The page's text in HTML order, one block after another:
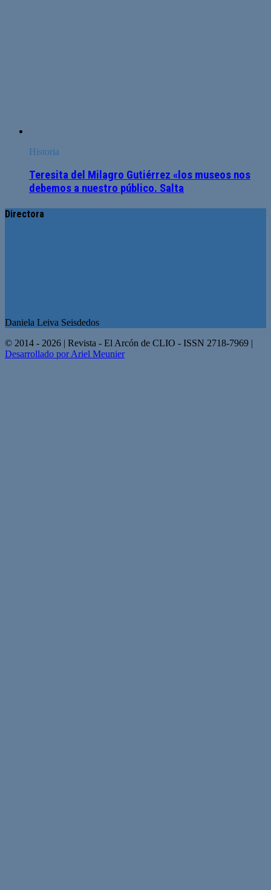
Historia
Teresita del Milagro Gutiérrez «los museos nos
debemos a nuestro público. Salta
Directora
Daniela Leiva Seisdedos
© 2014 - 2026 | Revista - El Arcón de CLIO - ISSN 2718-7969 |
Desarrollado por Ariel Meunier